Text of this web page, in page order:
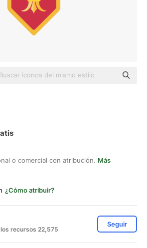
o comercial con atribución. Más
¿Cómo atribuir?
recursos 22,575
Seguir